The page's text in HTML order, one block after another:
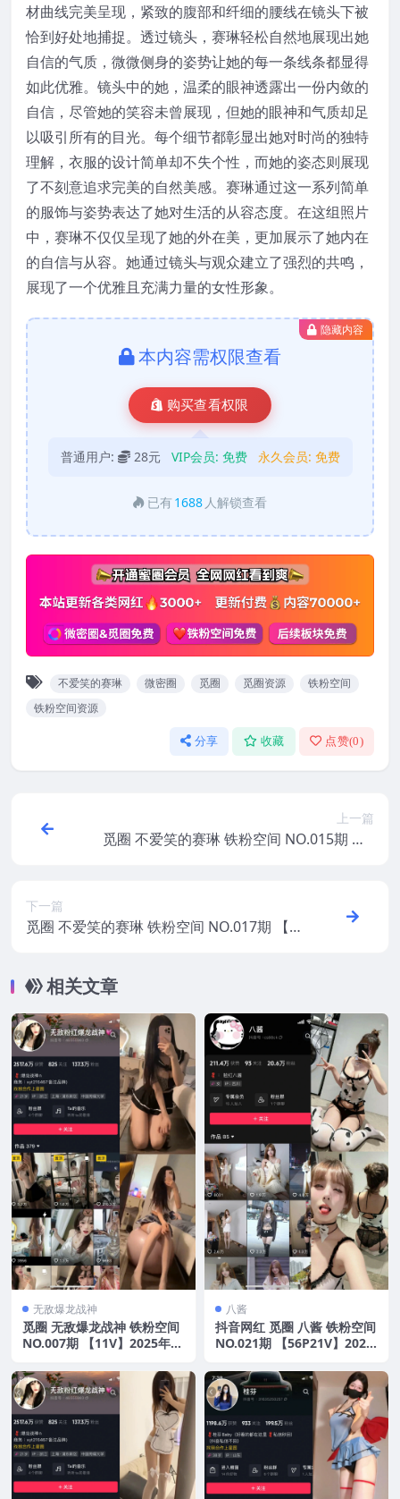
材曲线完美呈现，紧致的腹部和纤细的腰线在镜头下被
恰到好处地捕捉。透过镜头，赛琳轻松自然地展现出她
自信的气质，微微侧身的姿势让她的每一条线条都显得
如此优雅。镜头中的她，温柔的眼神透露出一份内敛的
自信，尽管她的笑容未曾展现，但她的眼神和气质却足
以吸引所有的目光。每个细节都彰显出她对时尚的独特
理解，衣服的设计简单却不失个性，而她的姿态则展现
了不刻意追求完美的自然美感。赛琳通过这一系列简单
的服饰与姿势表达了她对生活的从容态度。在这组照片
中，赛琳不仅仅呈现了她的外在美，更加展示了她内在
的自信与从容。她通过镜头与观众建立了强烈的共鸣，
展现了一个优雅且充满力量的女性形象。
隐藏内容
本内容需权限查看
购买查看权限
普通用户: 28元 VIP会员: 免费 永久会员: 免费
已有 1688 人解锁查看
不爱笑的赛琳 微密圈 觅圈 觅圈资源
铁粉空间
铁粉空间资源
分享 收藏 点赞(0)
上一篇
觅圈 不爱笑的赛琳 铁粉空间 NO.015期 【5
下一篇
觅圈 不爱笑的赛琳 铁粉空间 NO.017期 【7
相关文章
无敌爆龙战神
觅圈 无敌爆龙战神 铁粉空间
NO.007期 【11V】2025年最
八酱
抖音网红 觅圈 八酱 铁粉空间
NO.021期 【56P21V】2025